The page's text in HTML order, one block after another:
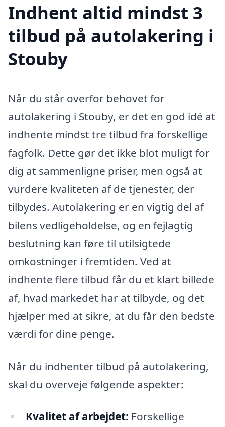
Indhent altid mindst 3
tilbud på autolakering i
Stouby
Når du står overfor behovet for
autolakering i Stouby, er det en god idé at
indhente mindst tre tilbud fra forskellige
fagfolk. Dette gør det ikke blot muligt for
dig at sammenligne priser, men også at
vurdere kvaliteten af de tjenester, der
tilbydes. Autolakering er en vigtig del af
bilens vedligeholdelse, og en fejlagtig
beslutning kan føre til utilsigtede
omkostninger i fremtiden. Ved at
indhente flere tilbud får du et klart billede
af, hvad markedet har at tilbyde, og det
hjælper med at sikre, at du får den bedste
værdi for dine penge.
Når du indhenter tilbud på autolakering,
skal du overveje følgende aspekter:
Kvalitet af arbejdet: Forskellige